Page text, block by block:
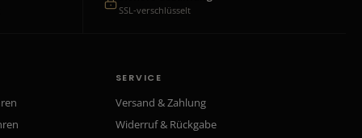
SSL-verschlüsselt
SERVICE
Versand & Zahlung
Widerruf & Rückgabe